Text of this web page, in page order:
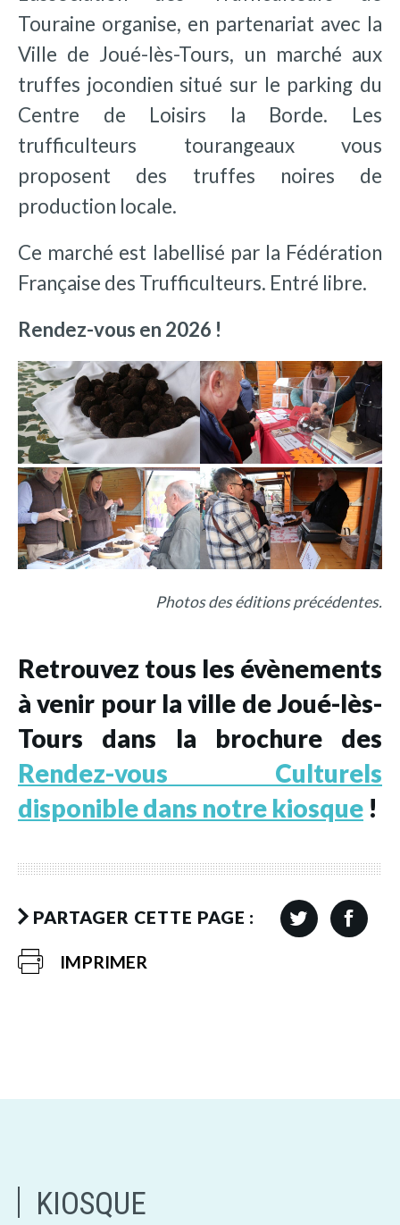
Touraine organise, en partenariat avec la
Ville de Joué-lès-Tours, un marché aux
truffes jocondien situé sur le parking du
Centre de Loisirs la Borde. Les
trufficulteurs tourangeaux vous
proposent des truffes noires de
production locale.
Ce marché est labellisé par la Fédération
Française des Trufficulteurs. Entré libre.
Rendez-vous en 2026 !
Photos des éditions précédentes.
Retrouvez tous les évènements
à venir pour la ville de Joué-lès-
Tours dans la brochure des
Rendez-vous Culturels
disponible dans notre kiosque !
PARTAGER CETTE PAGE :
IMPRIMER
KIOSQUE